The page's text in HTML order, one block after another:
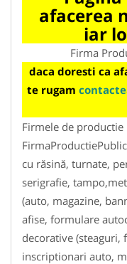
afacerea
iar
Firma
daca doresti ca
te rugam
Firmele de
cu răsină, turnate,
serigrafie,
(auto, magazine,
afise, formulare
decorative (steaguri,
inscriptionari auto,